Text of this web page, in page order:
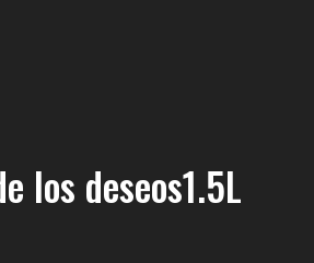
los deseos1.5L